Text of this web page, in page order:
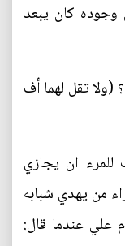
وجوده كان يبعد
(ولا تقل لهما أف
للمرء ان يجازي
من يهدي شبابه
علي عندما قال: